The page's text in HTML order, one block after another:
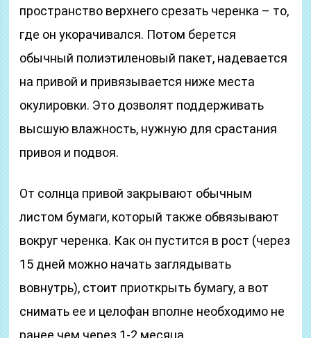
пространство верхнего срезать черенка – то,
где он укорачивался. Потом берется
обычный полиэтиленовый пакет, надевается
на привой и привязывается ниже места
окулировки. Это дозволят поддерживать
высшую влажность, нужную для срастания
привоя и подвоя.
От солнца привой закрывают обычным
листом бумаги, который также обвязывают
вокруг черенка. Как он пустится в рост (через
15 дней можно начать заглядывать
вовнутрь), стоит приоткрыть бумагу, а вот
снимать ее и целофан вполне необходимо не
ранее чем через 1-2 месяца.